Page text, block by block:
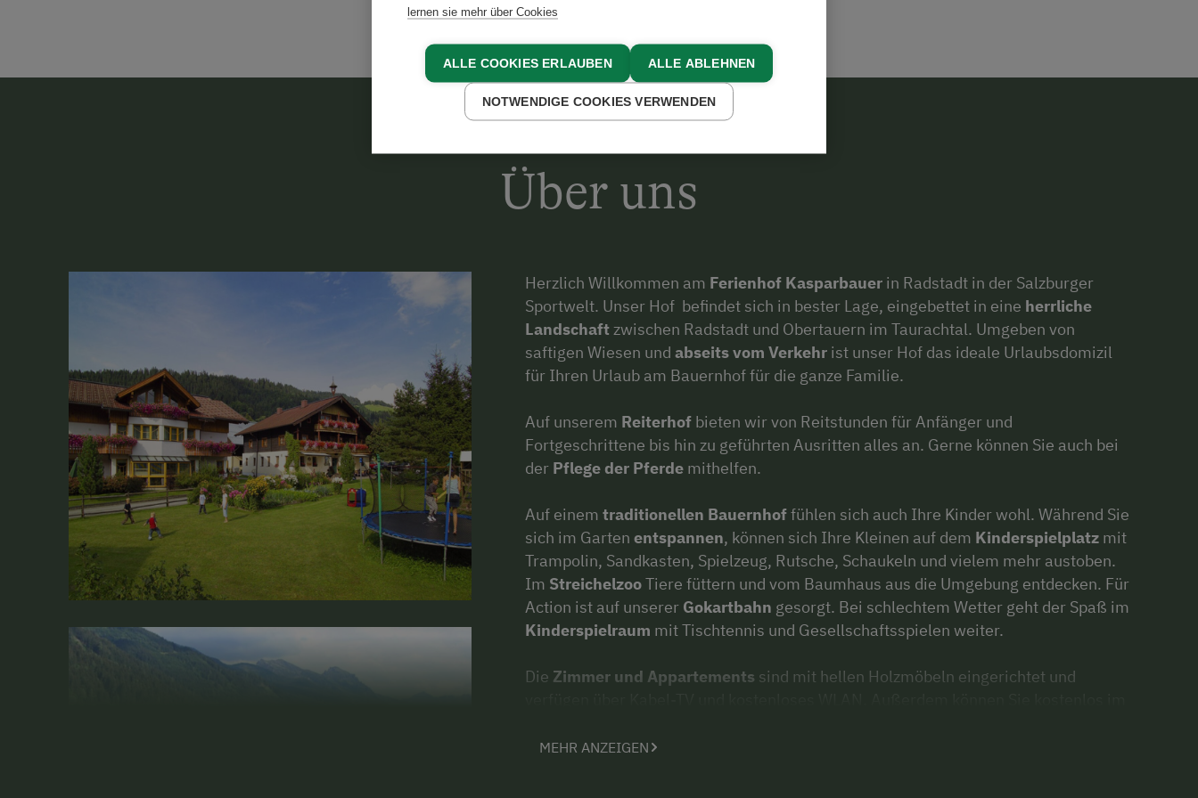
Über uns
Herzlich Willkommen am Ferienhof Kasparbauer in Radstadt in der Salzburger
Sportwelt. Unser Hof befindet sich in bester Lage, eingebettet in eine herrliche
Landschaftzwischen Radstadt und Obertauern im Taurachtal. Umgeben von
saftigen Wiesen und abseits vom Verkehr ist unser Hof das ideale Urlaubsdomizil
für Ihren Urlaub am Bauernhof für die ganze Familie.
Auf unserem Reiterhof bieten wir von Reitstunden für Anfänger und
Fortgeschrittene bis hin zu geführten Ausritten alles an. Gerne können Sie auch bei
der Pflege der Pferde mithelfen.
Auf einem traditionellen Bauernhoffühlen sich auch Ihre Kinder wohl. Während Sie
sich im Garten entspannen, können sich Ihre Kleinen auf dem Kinderspielplatz mit
Trampolin, Sandkasten, Spielzeug, Rutsche, Schaukeln und vielem mehr austoben.
Im StreichelzooTiere füttern und vom Baumhaus aus die Umgebung entdecken. Für
Action ist auf unserer Gokartbahn gesorgt. Bei schlechtem Wetter geht der Spaß im
Kinderspielraum mit Tischtennis und Gesellschaftsspielen weiter.
Die Zimmer und Appartements sind mit hellen Holzmöbeln eingerichtet und
Wanderstockverleih.
MEHR ANZEIGEN
lernen sie mehr über Cookies
ALLE COOKIES ERLAUBEN ALLE ABLEHNEN
NOTWENDIGE COOKIES VERWENDEN